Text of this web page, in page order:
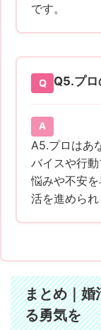
です。
Q5.プ
A5.プロはあ
バイスや行動
悩みや不安
活を進められ
まとめ｜婚
る勇気を